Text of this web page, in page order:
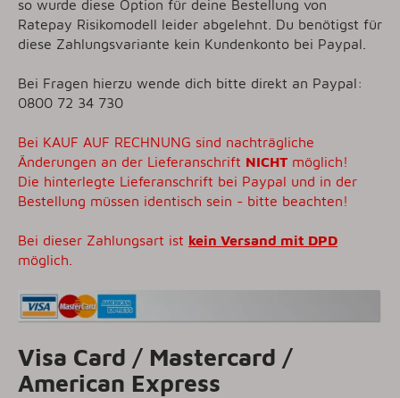
so wurde diese Option für deine Bestellung von
Ratepay Risikomodell leider abgelehnt. Du benötigst für
diese Zahlungsvariante kein Kundenkonto bei Paypal.
Bei Fragen hierzu wende dich bitte direkt an Paypal:
0800 72 34 730
Bei KAUF AUF RECHNUNG sind nachträgliche
Änderungen an der Lieferanschrift NICHT möglich!
Die hinterlegte Lieferanschrift bei Paypal und in der
Bestellung müssen identisch sein - bitte beachten!
Bei dieser Zahlungsart ist kein Versand mit DPD
möglich.
Visa Card / Mastercard /
American Express